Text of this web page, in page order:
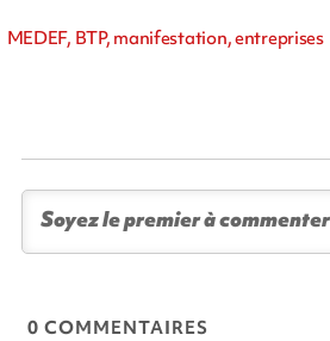
MEDEF, BTP, manifestation, entreprises
0 COMMENTAIRES